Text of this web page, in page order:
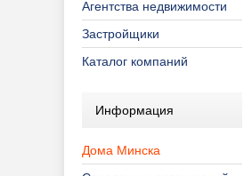
Агентства недвижимости
Застройщики
Каталог компаний
Информация
Дома Минска